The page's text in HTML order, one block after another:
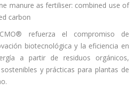
manure as fertiliser: combined use of
carbon
refuerza el compromiso de
biotecnológica y la eficiencia en
a partir de residuos orgánicos,
y prácticas para plantas de